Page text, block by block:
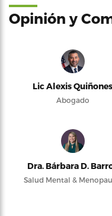
Opinión y
Lic Alexis Quiñones
Abogado
Dra. Bárbara D.
Salud Mental &